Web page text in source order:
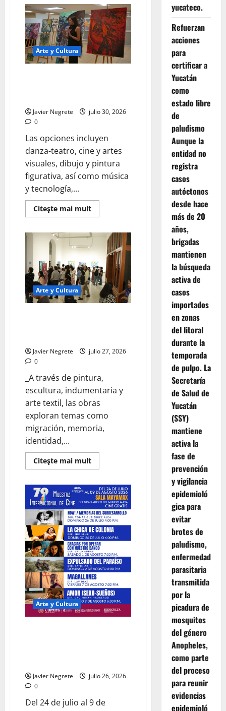
acerca
formación
artística
especializada
a
toda
la
comunidad
Arte y Cultura
Javier Negrete
julio 30, 2026
0
Las opciones incluyen
danza-teatro, cine y artes
visuales, dibujo y pintura
figurativa, así como música
y tecnología,...
Citeşte mai multRead
more
abre
inscripciones
a
cuatro
diplomados
artísticos
con
valor
curricular.
Arte y Cultura
Javier Negrete
julio 27, 2026
0
_A través de pintura,
escultura, indumentaria y
arte textil, las obras
exploran temas como
migración, memoria,
identidad,...
Citeşte mai multRead
more
nuevas
propuestas
de
artes
visuales
de
la
temporada
Pecda
Arte y Cultura
Javier Negrete
julio 26, 2026
0
Del 24 de julio al 9 de
yucateco.
Refuerzan
acciones
para
certificar a
Yucatán
como
estado libre
de
paludismo
Aunque la
entidad no
registra
casos
autóctonos
desde hace
más de 20
años,
brigadas
mantienen
la búsqueda
activa de
casos
importados
en zonas
del litoral
durante la
temporada
de pulpo. La
Secretaría
de Salud de
Yucatán
(SSY)
mantiene
activa la
fase de
prevención
y vigilancia
epidemioló
gica para
evitar
brotes de
paludismo,
enfermedad
parasitaria
transmitida
por la
picadura de
mosquitos
del género
Anopheles,
como parte
del proceso
para reunir
evidencias
epidemioló